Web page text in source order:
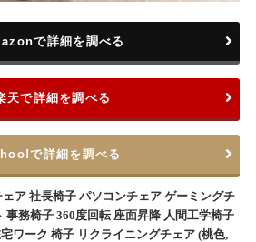
ア 社長椅子 パソコンチェア ゲーミングチ
事務椅子 360度回転 座面昇降 人間工学椅子
ワーク 椅子 リクライニングチェア (桃色,
で詳細を調べる
天で詳細を調べる
で詳細を調べる